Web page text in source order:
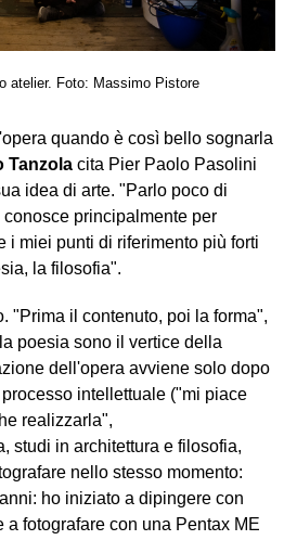
atelier. Foto: Massimo Pistore
quando è così bello sognarla
Tanzola cita Pier Paolo Pasolini
idea di arte. "Parlo poco di
principalmente per
i miei punti di riferimento più forti
la filosofia".
"Prima il contenuto, poi la forma",
poesia sono il vertice della
dell'opera avviene solo dopo
intellettuale ("mi piace
realizzarla",
studi in architettura e filosofia,
nello stesso momento:
ho iniziato a dipingere con
fotografare con una Pentax ME